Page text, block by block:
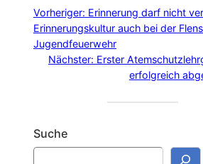
Vorheriger: Erinnerung darf nicht
Erinnerungskultur auch bei der
Jugendfeuerwehr
Nächster: Erster
erfolgreich
Suche
S